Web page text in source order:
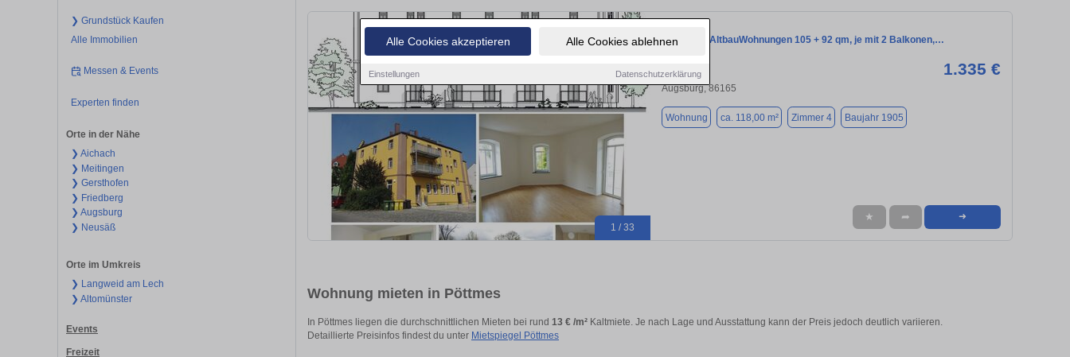
Alle Cookies akzeptieren Alle Cookies ablehnen
Einstellungen Datenschutzerklärung
❯ Grundstück Kaufen
Alle Immobilien
Messen & Events
Experten finden
Orte in der Nähe
❯ Aichach
❯ Meitingen
❯ Gersthofen
❯ Friedberg
❯ Augsburg
❯ Neusäß
Orte im Umkreis
❯ Langweid am Lech
❯ Altomünster
Events
Freizeit
1 / 33
2 sanierte AltbauWohnungen 105 + 92 qm, je mit 2 Balkonen,…
1.335 €
Augsburg, 86165
Wohnung ca. 118,00 m² Zimmer 4 Baujahr 1905
★ ➦ ➜
Wohnung mieten in Pöttmes
In Pöttmes liegen die durchschnittlichen Mieten bei rund 13 € /m² Kaltmiete. Je nach Lage und Ausstattung kann der Preis jedoch deutlich variieren.
Detaillierte Preisinfos findest du unter Mietspiegel Pöttmes